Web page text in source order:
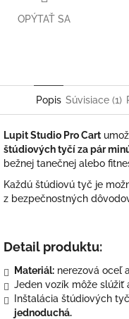
OPÝTAŤ SA
Popis Súvisiace (1)
Lupit Studio Pro Cart
štúdiových tyčí za pár
bežnej tanečnej alebo
Každú štúdiovú tyč je
z bezpečnostných
Detail produktu:
Materiál: nerezová oceľ
Jeden vozík môže slúžiť
Inštalácia štúdiových
jednoduchá.